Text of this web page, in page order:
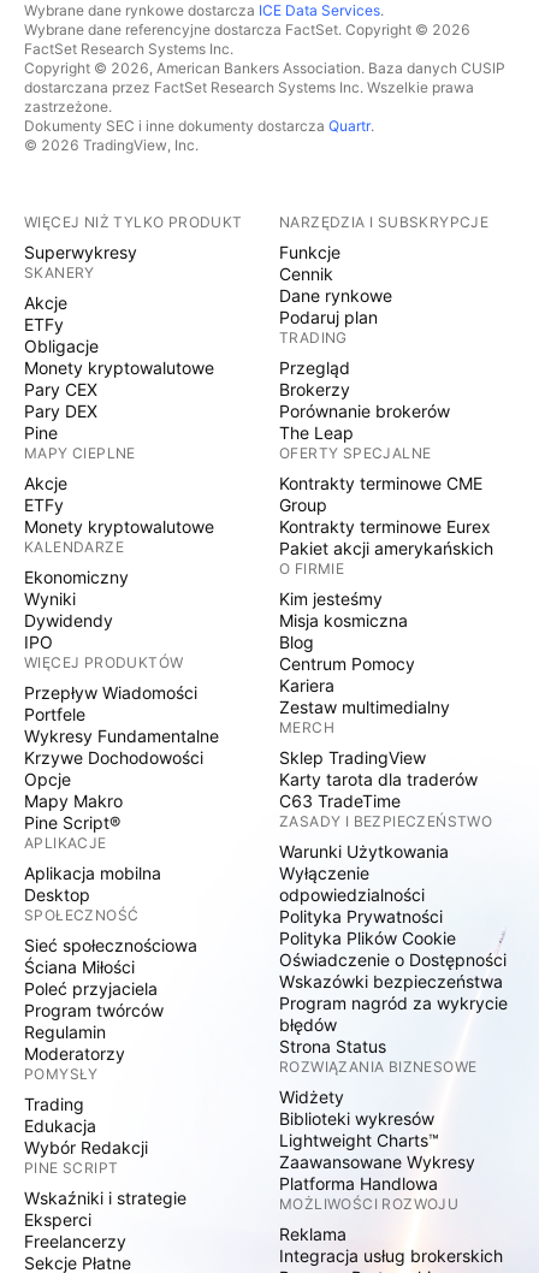
Wybrane dane rynkowe dostarcza ICE Data Services.
Wybrane dane referencyjne dostarcza FactSet. Copyright © 2026
FactSet Research Systems Inc.
Copyright © 2026, American Bankers Association. Baza danych CUSIP
dostarczana przez FactSet Research Systems Inc. Wszelkie prawa
zastrzeżone.
Dokumenty SEC i inne dokumenty dostarcza Quartr.
© 2026 TradingView, Inc.
WIĘCEJ NIŻ TYLKO PRODUKT
Superwykresy
SKANERY
Akcje
ETFy
Obligacje
Monety kryptowalutowe
Pary CEX
Pary DEX
Pine
MAPY CIEPLNE
Akcje
ETFy
Monety kryptowalutowe
KALENDARZE
Ekonomiczny
Wyniki
Dywidendy
IPO
WIĘCEJ PRODUKTÓW
Przepływ Wiadomości
Portfele
Wykresy Fundamentalne
Krzywe Dochodowości
Opcje
Mapy Makro
Pine Script®
APLIKACJE
Aplikacja mobilna
Desktop
SPOŁECZNOŚĆ
Sieć społecznościowa
Ściana Miłości
Poleć przyjaciela
Program twórców
Regulamin
Moderatorzy
POMYSŁY
Trading
Edukacja
Wybór Redakcji
PINE SCRIPT
Wskaźniki i strategie
Eksperci
Freelancerzy
Sekcje Płatne
NARZĘDZIA I SUBSKRYPCJE
Funkcje
Cennik
Dane rynkowe
Podaruj plan
TRADING
Przegląd
Brokerzy
Porównanie brokerów
The Leap
OFERTY SPECJALNE
Kontrakty terminowe CME
Group
Kontrakty terminowe Eurex
Pakiet akcji amerykańskich
O FIRMIE
Kim jesteśmy
Misja kosmiczna
Blog
Centrum Pomocy
Kariera
Zestaw multimedialny
MERCH
Sklep TradingView
Karty tarota dla traderów
C63 TradeTime
ZASADY I BEZPIECZEŃSTWO
Warunki Użytkowania
Wyłączenie
odpowiedzialności
Polityka Prywatności
Polityka Plików Cookie
Oświadczenie o Dostępności
Wskazówki bezpieczeństwa
Program nagród za wykrycie
błędów
Strona Status
ROZWIĄZANIA BIZNESOWE
Widżety
Biblioteki wykresów
Lightweight Charts™
Zaawansowane Wykresy
Platforma Handlowa
MOŻLIWOŚCI ROZWOJU
Reklama
Integracja usług brokerskich